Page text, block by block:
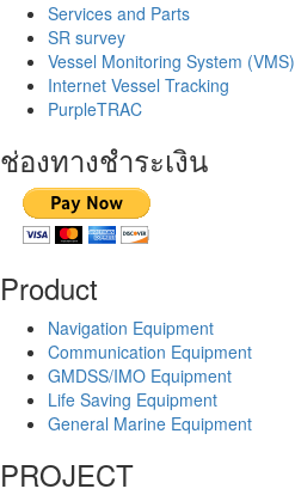
Services and Parts
SR survey
Vessel Monitoring System (VMS)
Internet Vessel Tracking
PurpleTRAC
ช่องทางชำระเงิน
Product
Navigation Equipment
Communication Equipment
GMDSS/IMO Equipment
Life Saving Equipment
General Marine Equipment
PROJECT